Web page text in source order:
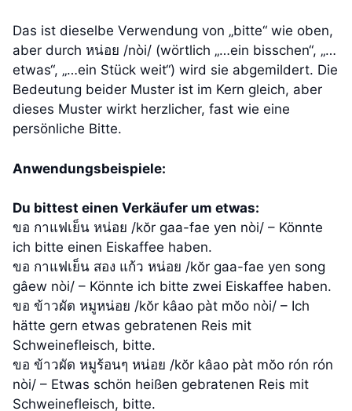
Das ist dieselbe Verwendung von „bitte“ wie oben,
aber durch หน่อย /nòi/ (wörtlich „…ein bisschen“, „…
etwas“, „…ein Stück weit“) wird sie abgemildert. Die
Bedeutung beider Muster ist im Kern gleich, aber
dieses Muster wirkt herzlicher, fast wie eine
persönliche Bitte.
Anwendungsbeispiele:
Du bittest einen Verkäufer um etwas:
ขอ กาแฟเย็น หน่อย /kŏr gaa-fae yen nòi/ – Könnte
ich bitte einen Eiskaffee haben.
ขอ กาแฟเย็น สอง แก้ว หน่อย /kŏr gaa-fae yen song
gâew nòi/ – Könnte ich bitte zwei Eiskaffee haben.
ขอ ข้าวผัด หมูหน่อย /kŏr kâao pàt mŏo nòi/ – Ich
hätte gern etwas gebratenen Reis mit
Schweinefleisch, bitte.
ขอ ข้าวผัด หมูร้อนๆ หน่อย /kŏr kâao pàt mŏo rón rón
nòi/ – Etwas schön heißen gebratenen Reis mit
Schweinefleisch, bitte.